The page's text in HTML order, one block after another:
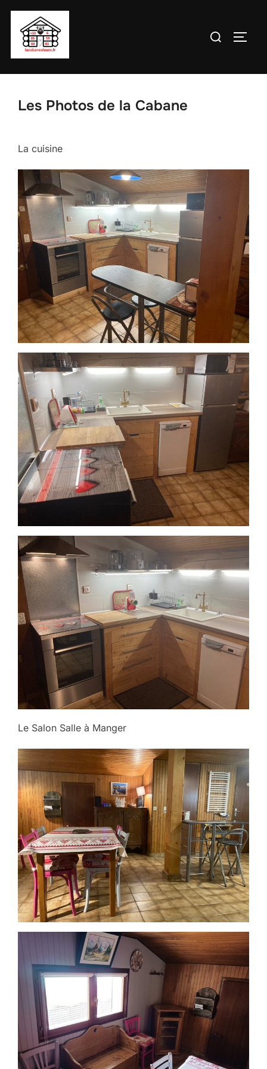
Aller
contenu
Rechercher :
Les Photos de la Cabane
La cuisine
Le Salon Salle à Manger